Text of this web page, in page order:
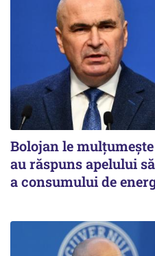
Bolojan le
au răspuns apelului
a consumului de